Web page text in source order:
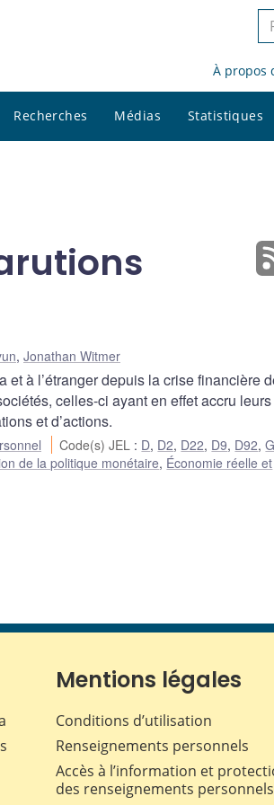
le
À propos
Recherches Médias Statistiques
, Jonathan Witmer
à l’étranger depuis la crise financière
celles-ci ayant en effet accru leurs
et d’actions.
Code(s) JEL : D, D2, D22, D9, D92,G
de la politique monétaire, Économie réelle et
Mentions légales
Conditions d’utilisation
Renseignements personnels
Accès à l’information et
des renseignements personnels